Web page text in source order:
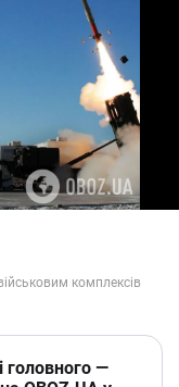
головного —